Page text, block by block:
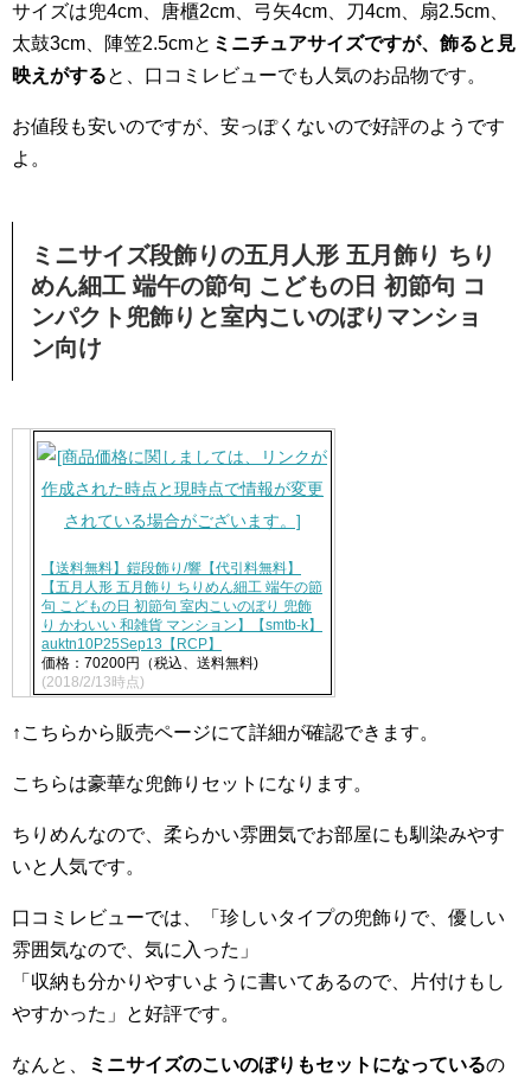
サイズは兜4cm、唐櫃2cm、弓矢4cm、刀4cm、扇2.5cm、
太鼓3cm、陣笠2.5cmと ミニチュアサイズですが、飾ると見
映えがすると、口コミレビューでも人気のお品物です。
お値段も安いのですが、安っぽくないので好評のようです
よ。
ミニサイズ段飾りの五月人形 五月飾り ちり
めん細工 端午の節句 こどもの日 初節句 コ
ンパクト兜飾りと室内こいのぼりマンショ
ン向け
【送料無料】鎧段飾り/響【代引料無料】
【五月人形 五月飾り ちりめん細工 端午の節
句 こどもの日 初節句 室内こいのぼり 兜飾
り かわいい 和雑貨 マンション】【smtb-k】
auktn10P25Sep13【RCP】
価格：70200円（税込、送料無料)
(2018/2/13時点)
↑こちらから販売ページにて詳細が確認できます。
こちらは豪華な兜飾りセットになります。
ちりめんなので、柔らかい雰囲気でお部屋にも馴染みやす
いと人気です。
口コミレビューでは、「珍しいタイプの兜飾りで、優しい
雰囲気なので、気に入った」
「収納も分かりやすいように書いてあるので、片付けもし
やすかった」と好評です。
なんと、 ミニサイズのこいのぼりもセットになっているの